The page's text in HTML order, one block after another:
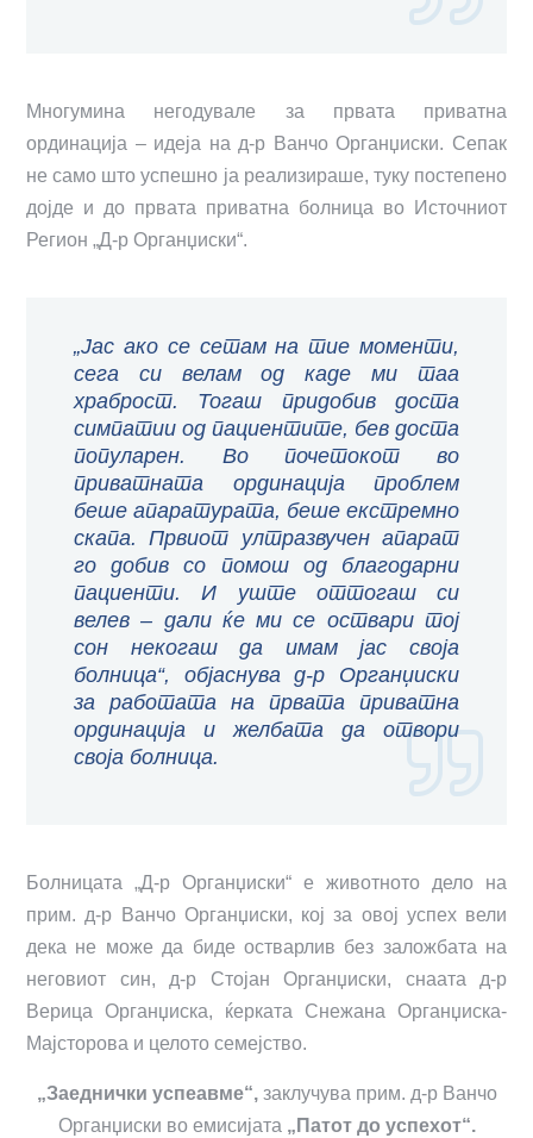
Многумина негодувале за првата приватна
ординација – идеја на д-р Ванчо Органџиски. Сепак
не само што успешно ја реализираше, туку постепено
дојде и до првата приватна болница во Источниот
Регион „Д-р Органџиски“.
„Јас ако се сетам на тие моменти,
сега си велам од каде ми таа
храброст. Тогаш придобив доста
симпатии од пациентите, бев доста
популарен. Во почетокот во
приватната ординација проблем
беше апаратурата, беше екстремно
скапа. Првиот ултразвучен апарат
го добив со помош од благодарни
пациенти. И уште оттогаш си
велев – дали ќе ми се оствари тој
сон некогаш да имам јас своја
болница“, објаснува д-р Органџиски
за работата на првата приватна
ординација и желбата да отвори
своја болница.
Болницата „Д-р Органџиски“ е животното дело на
прим. д-р Ванчо Органџиски, кој за овој успех вели
дека не може да биде остварлив без заложбата на
неговиот син, д-р Стојан Органџиски, снаата д-р
Верица Органџиска, ќерката Снежана Органџиска-
Мајсторова и целото семејство.
„Заеднички успеавме“, заклучува прим. д-р Ванчо
Органџиски во емисијата „Патот до успехот“.